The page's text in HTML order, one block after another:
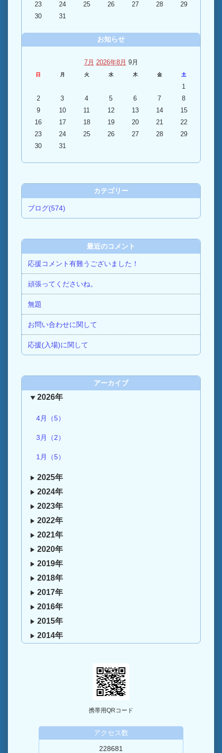
23
24 25 26 27 28
29
30
31
お知らせ
7月 2026年8月 9月
日 月 火 水 木 金 土
1
2
3 4 5 6 7
8
9
10 11 12 13 14
15
16
17 18 19 20 21
22
23
24 25 26 27 28
29
30
31
カテゴリー
ブログ(574)
最近のコメント
応援コメント有難うございました！
頑張ってくださいね。
無題
お問い合わせに関して
応援(入場)に関して
アーカイブ
2026年
4月（5）
3月（2）
1月（5）
2025年
2024年
2023年
2022年
2021年
2020年
2019年
2018年
2017年
2016年
2015年
2014年
携帯用QRコード
アクセス数
228681